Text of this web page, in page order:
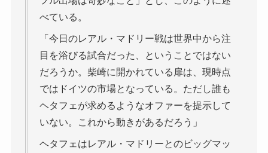
べている。
「今日のレアル・マドリー戦は世界中から注
目を浴びる試合だった、ということではない
だろうか。柴崎に開かれている扉は、現時点
ではドイツの市場となっている。ただし誰も
ヘタフェが求めるようなオファーを提示して
いない。これから動きがあるだろう」
ヘタフェはレアル・マドリーとのビッグマッ